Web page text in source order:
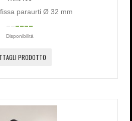
paraurti Ø 32 mm
Disponibilità
PRODOTTO